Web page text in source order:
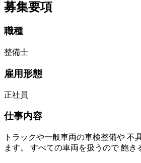
募集要項
職種
整備士
雇用形態
正社員
仕事内容
トラックや一般車両の車検整備や
ます。 すべての車両を扱うので 飽き